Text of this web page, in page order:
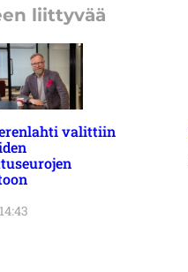
liittyvää
valittiin